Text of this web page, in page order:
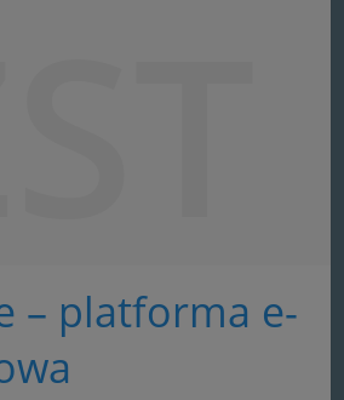
– platforma e-